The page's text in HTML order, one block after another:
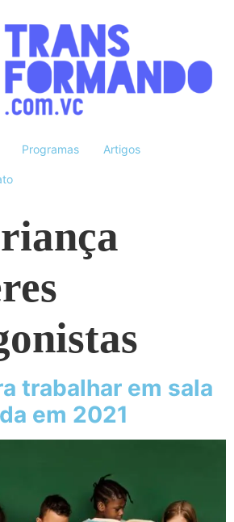
Programas Artigos
trabalhar em sala
em 2021